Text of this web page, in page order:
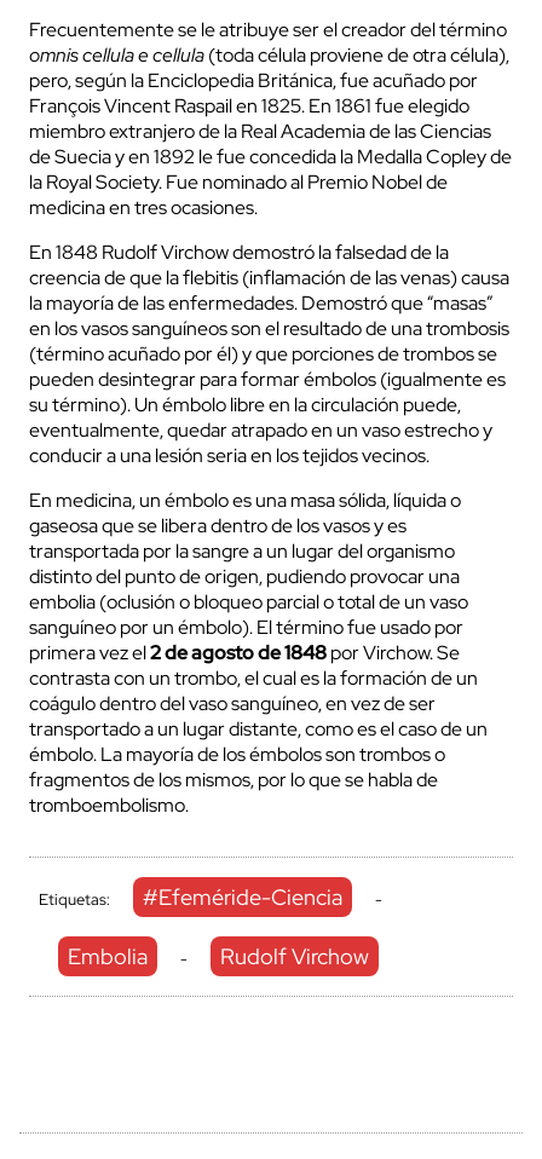
Frecuentemente se le atribuye ser el creador del término
omnis cellula e cellula(toda célula proviene de otra célula),
pero, según la Enciclopedia Británica, fue acuñado por
François Vincent Raspail en 1825. En 1861 fue elegido
miembro extranjero de la Real Academia de las Ciencias
de Suecia y en 1892 le fue concedida la Medalla Copley de
la Royal Society. Fue nominado al Premio Nobel de
medicina en tres ocasiones.
En 1848 Rudolf Virchow demostró la falsedad de la
creencia de que la flebitis (inflamación de las venas) causa
la mayoría de las enfermedades. Demostró que “masas”
en los vasos sanguíneos son el resultado de una trombosis
(término acuñado por él) y que porciones de trombos se
pueden desintegrar para formar émbolos (igualmente es
su término). Un émbolo libre en la circulación puede,
eventualmente, quedar atrapado en un vaso estrecho y
conducir a una lesión seria en los tejidos vecinos.
En medicina, un émbolo es una masa sólida, líquida o
gaseosa que se libera dentro de los vasos y es
transportada por la sangre a un lugar del organismo
distinto del punto de origen, pudiendo provocar una
embolia (oclusión o bloqueo parcial o total de un vaso
sanguíneo por un émbolo). El término fue usado por
primera vez el2 de agosto de 1848por Virchow. Se
contrasta con un trombo, el cual es la formación de un
coágulo dentro del vaso sanguíneo, en vez de ser
transportado a un lugar distante, como es el caso de un
émbolo. La mayoría de los émbolos son trombos o
fragmentos de los mismos, por lo que se habla de
tromboembolismo.
Etiquetas: #Efeméride-Ciencia -
Embolia - Rudolf Virchow